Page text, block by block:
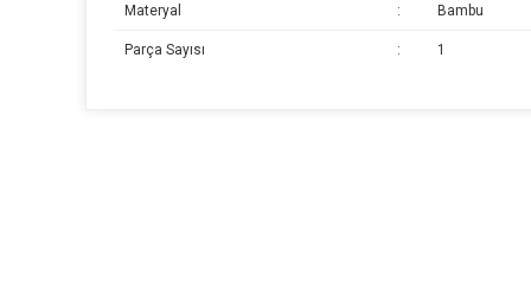
Materyal : Bambu
Parça Sayısı : 1